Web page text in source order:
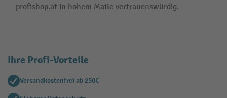
profishop.at in hohem Maße vertrauenswürdig.
Ihre Profi-Vorteile
Versandkostenfrei ab 250€